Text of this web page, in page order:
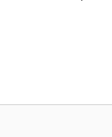
ayudan a